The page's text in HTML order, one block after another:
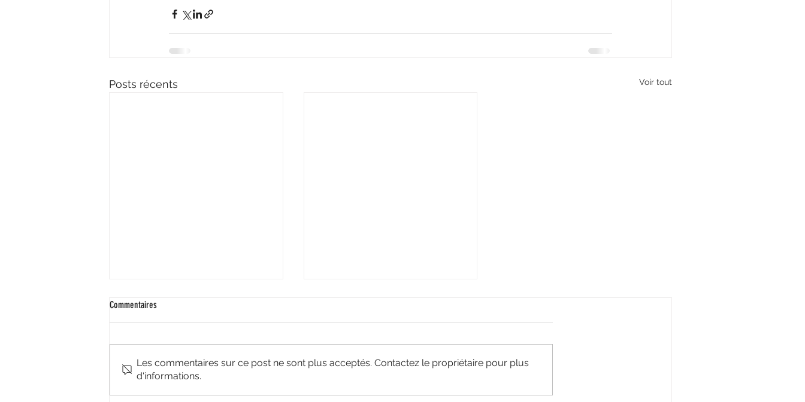
Posts récents Voir tout
Fiche 08 : Bonnes pratiques - Entreprises
Actu Partenaire : TRANSPOSE VERRE se
Commentaires
Les commentaires sur ce post ne sont plus acceptés. Contactez le propriétaire pour plus
d'informations.